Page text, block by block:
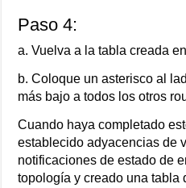
Paso 4:
a. Vuelva a la tabla creada
b. Coloque un asterisco al
más bajo a todos los otros
Cuando haya completado
establecido adyacencias de
notificaciones de estado de
topología y creado una tabla